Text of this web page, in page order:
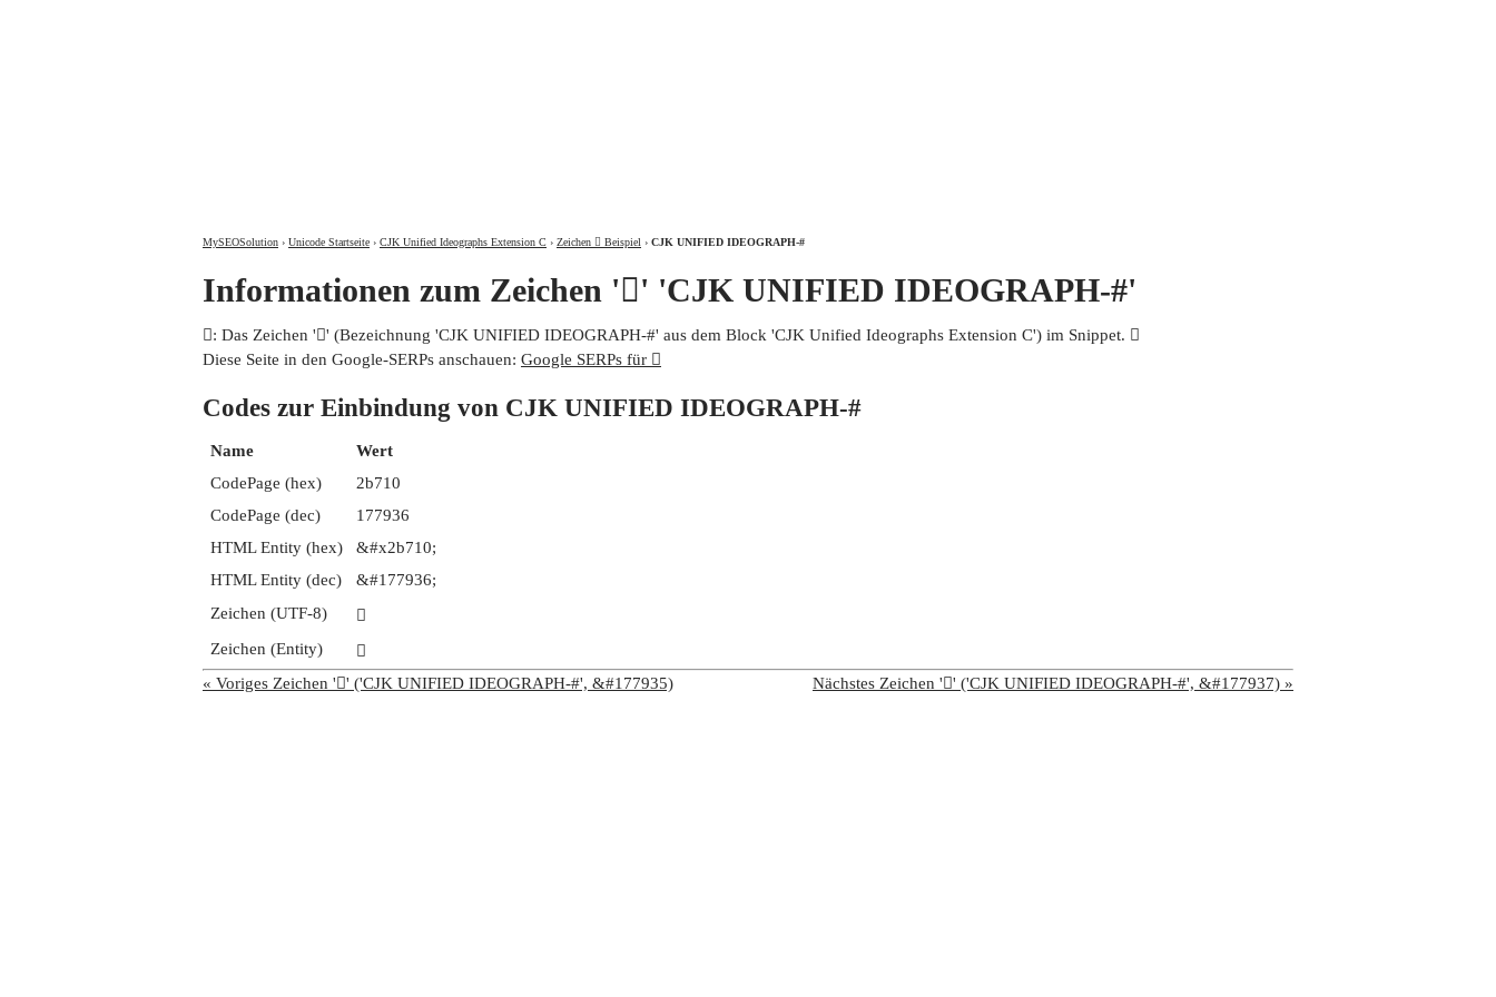
MySEOSolution › Unicode Startseite › CJK Unified Ideographs Extension C › Zeichen 𫜐 Beispiel › CJK UNIFIED IDEOGRAPH-#
Informationen zum Zeichen '𫜐' 'CJK UNIFIED IDEOGRAPH-#'
𫜐: Das Zeichen '𫜐' (Bezeichnung 'CJK UNIFIED IDEOGRAPH-#' aus dem Block 'CJK Unified Ideographs Extension C') im Snippet. 𫜐
Diese Seite in den Google-SERPs anschauen: Google SERPs für 𫜐
Codes zur Einbindung von CJK UNIFIED IDEOGRAPH-#
Name
Wert
CodePage (hex)
2b710
CodePage (dec)
177936
HTML Entity (hex)
&#x2b710;
HTML Entity (dec)
&#177936;
Zeichen (UTF-8)
𫜐
Zeichen (Entity)
𫜐
« Voriges Zeichen '𫜏' ('CJK UNIFIED IDEOGRAPH-#', &#177935)
Nächstes Zeichen '𫜑' ('CJK UNIFIED IDEOGRAPH-#', &#177937) »